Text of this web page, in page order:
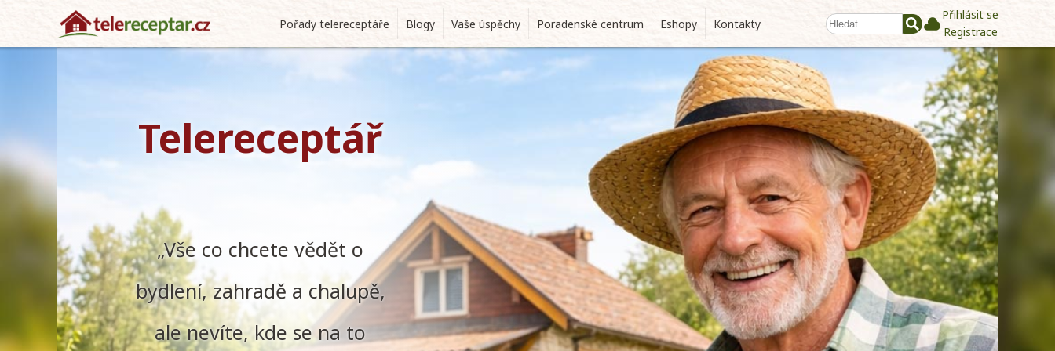
Pořady telereceptáře Blogy Vaše úspěchy Poradenské centrum Eshopy Kontakty
Přihlásit se
Registrace
Telereceptář
„Vše co chcete vědět o
bydlení, zahradě a chalupě,
ale nevíte, kde se na to